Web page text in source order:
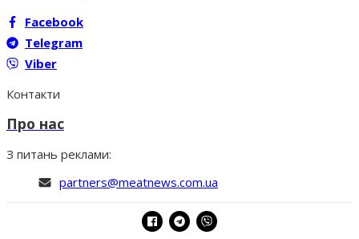
Facebook
Telegram
Viber
Контакти
Про нас
З питань реклами:
partners@meatnews.com.ua